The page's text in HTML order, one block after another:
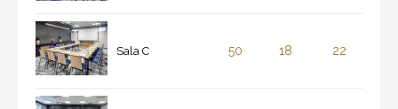
Sala C 50 18 22